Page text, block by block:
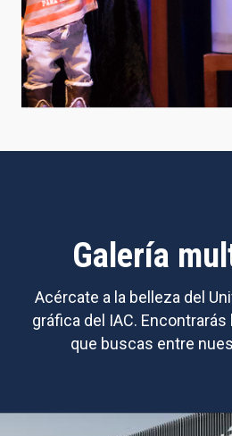
Galería
Acércate a la belleza del
gráfica del IAC.
que buscas entre